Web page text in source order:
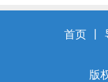
首页 丨
版
模